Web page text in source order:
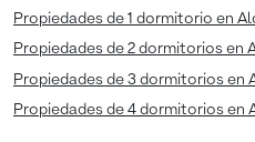
Propiedades de 1 dormitorio en
Propiedades de 2 dormitorios en
Propiedades de 3 dormitorios en
Propiedades de 4 dormitorios en